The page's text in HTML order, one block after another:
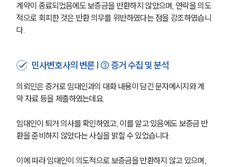
계약이 종료되었음에도 보증금을 반환하지 않았으며, 연락을 의도
적으로 회피한 것은 반환 의무를 위반하였다는 점을 강조하였습니
다.
민사변호사의 변론 | ③ 증거 수집 및 분석
의뢰인은 증거로 임대인과의 대화 내용이 담긴 문자메시지와 계
약 자료 등을 제출하였는데요.
임대인이 퇴거 의사를 확인하였고, 이를 알고 있음에도 보증금 반
환을 준비하지 않았다는 사실을 밝힐 수 있었습니다.
이에 따라 임대인이 의도적으로 보증금을 반환하지 않고 있으며,